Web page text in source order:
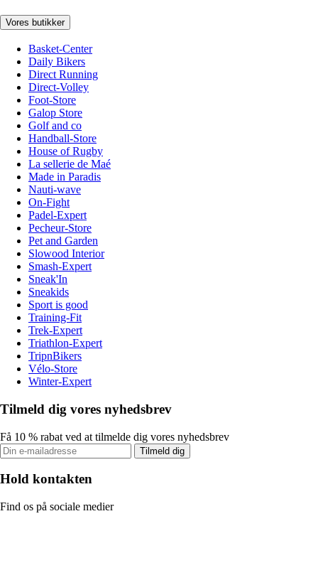
Vores butikker
Basket-Center
Daily Bikers
Direct Running
Direct-Volley
Foot-Store
Galop Store
Golf and co
Handball-Store
House of Rugby
La sellerie de Maé
Made in Paradis
Nauti-wave
On-Fight
Padel-Expert
Pecheur-Store
Pet and Garden
Slowood Interior
Smash-Expert
Sneak'In
Sneakids
Sport is good
Training-Fit
Trek-Expert
Triathlon-Expert
TripnBikers
Vélo-Store
Winter-Expert
Tilmeld dig vores nyhedsbrev
Få 10 % rabat ved at tilmelde dig vores nyhedsbrev
Tilmeld dig
Hold kontakten
Find os på sociale medier